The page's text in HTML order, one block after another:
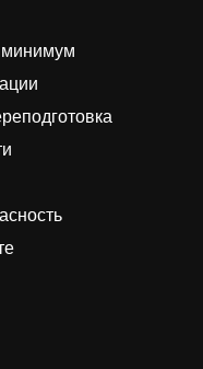
минимум